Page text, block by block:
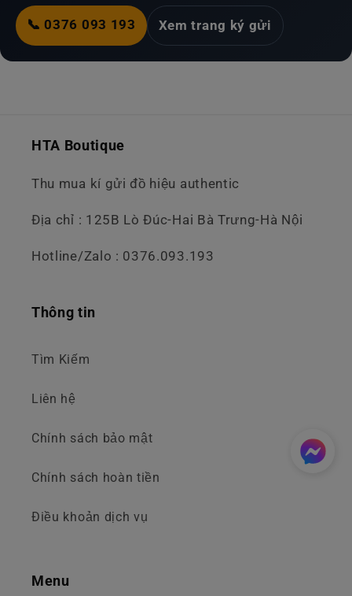
📞 0376 093 193 Xem trang ký gửi
HTA Boutique
Thu mua kí gửi đồ hiệu authentic
Địa chỉ : 125B Lò Đúc-Hai Bà Trưng-Hà Nội
Hotline/Zalo : 0376.093.193
Thông tin
Tìm Kiếm
Liên hệ
Chính sách bảo mật
Chính sách hoàn tiền
Điều khoản dịch vụ
Menu